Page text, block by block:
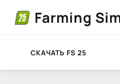
Farming
СКАЧАТЬ FS 25